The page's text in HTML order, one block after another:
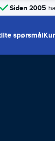
Siden 2005
spørsmål